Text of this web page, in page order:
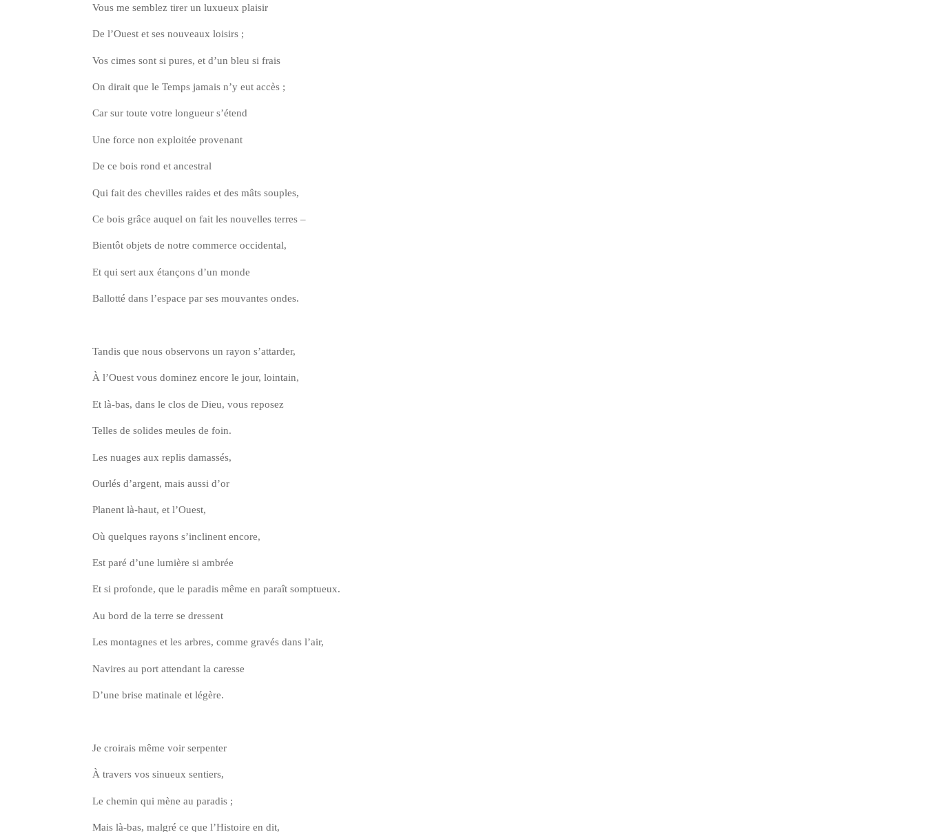
Vous me sem­blez tirer un luxueux plaisir
De l’Ouest et ses nou­veaux loisirs ;
Vos cimes sont si pures, et d’un bleu si frais
On dirait que le Temps jamais n’y eut accès ;
Car sur toute votre lon­gueur s’étend
Une force non exploi­tée provenant
De ce bois rond et ancestral
Qui fait des che­villes raides et des mâts souples,
Ce bois grâce auquel on fait les nou­velles terres –
Bien­tôt objets de notre com­merce occidental,
Et qui sert aux étan­çons d’un monde
Bal­lot­té dans l’es­pace par ses mou­vantes ondes.
Tan­dis que nous obser­vons un rayon s’attarder,
À l’Ouest vous domi­nez encore le jour, lointain,
Et là-bas, dans le clos de Dieu, vous reposez
Telles de solides meules de foin.
Les nuages aux replis damassés,
Our­lés d’argent, mais aus­si d’or
Planent là-haut, et l’Ouest,
Où quelques rayons s’in­clinent encore,
Est paré d’une lumière si ambrée
Et si pro­fonde, que le para­dis même en paraît somptueux.
Au bord de la terre se dressent
Les mon­tagnes et les arbres, comme gra­vés dans l’air,
Navires au port atten­dant la caresse
D’une brise mati­nale et légère.
Je croi­rais même voir serpenter
À tra­vers vos sinueux sentiers,
Le che­min qui mène au paradis ;
Mais là-bas, mal­gré ce que l’His­toire en dit,